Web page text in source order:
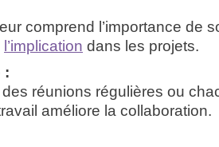
comprend l’importance de
l’implication dans les projets.
:
réunions régulières ou
améliore la collaboration.